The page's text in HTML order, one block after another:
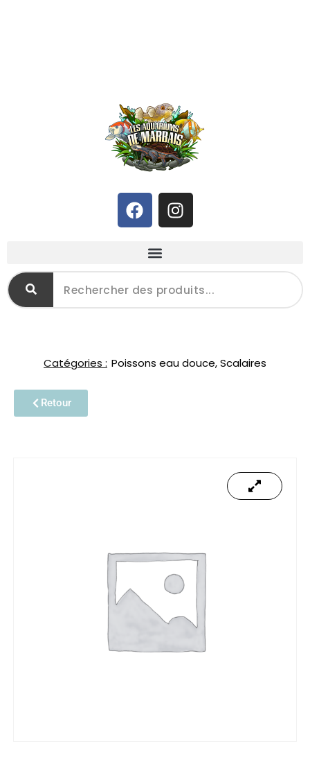
Catégories : Poissons eau douce,Scalaires
Retour